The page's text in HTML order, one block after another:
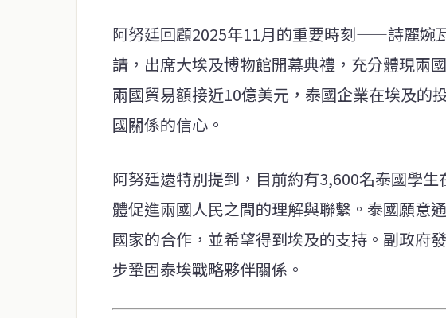
阿努廷回顧2025年11月的重要時刻——詩麗婉
請，出席大埃及博物館開幕典禮，充分體現兩
兩國貿易額接近10億美元，泰國企業在埃及的
國關係的信心。
阿努廷還特別提到，目前約有3,600名泰國學
體促進兩國人民之間的理解與聯繫。泰國願意
國家的合作，並希望得到埃及的支持。副政府
步鞏固泰埃戰略夥伴關係。